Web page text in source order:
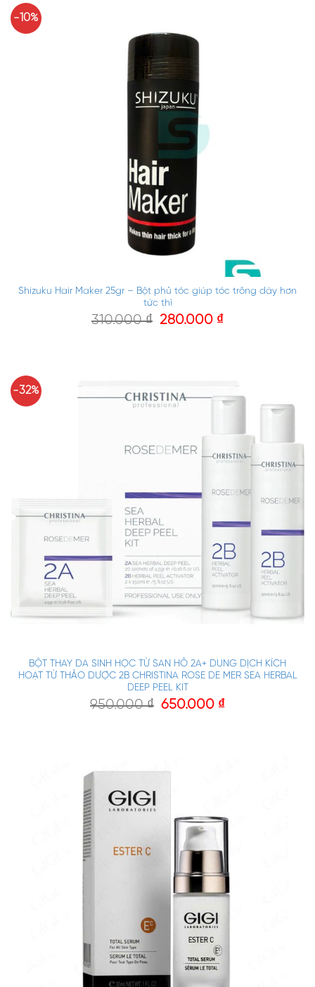
-10%
Shizuku Hair Maker 25gr – Bột phủ tóc giúp tóc trông dày hơn
tức thì
310.000₫ 280.000 ₫
-32%
BỘT THAY DA SINH HỌC TỪ SAN HÔ 2A+ DUNG DỊCH KÍCH
HOẠT TỪ THẢO DƯỢC 2B CHRISTINA ROSE DE MER SEA HERBAL
DEEP PEEL KIT
950.000₫ 650.000 ₫